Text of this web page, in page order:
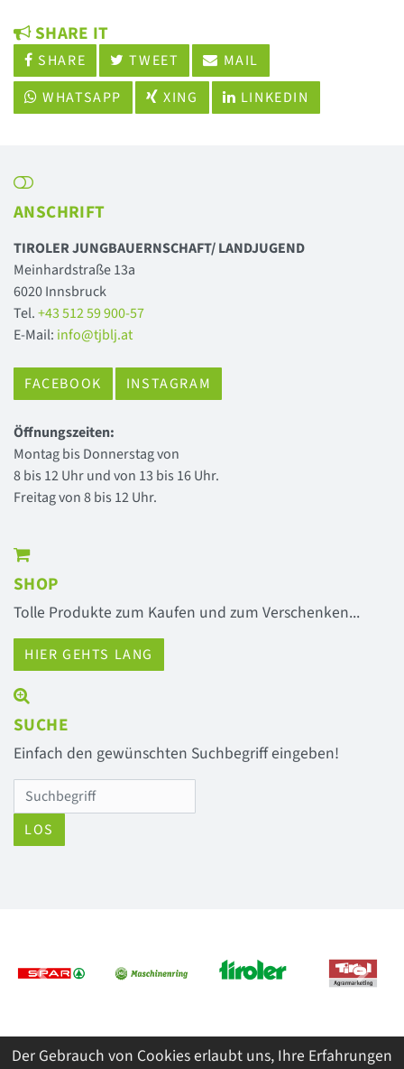
Der Gebrauch von Cookies erlaubt uns, Ihre Erfahrungen
SHARE IT
SHARE TWEET
MAIL
WHATSAPP
XING LINKEDIN
ANSCHRIFT
TIROLER JUNGBAUERNSCHAFT/ LANDJUGEND
Meinhardstraße 13a
6020 Innsbruck
Tel.+43 512 59 900-57
E-Mail: info@tjblj.at
FACEBOOK INSTAGRAM
Öffnungszeiten:
Montag bis Donnerstag von
8 bis 12 Uhr und von 13 bis 16 Uhr.
Freitag von 8 bis 12 Uhr.
SHOP
Tolle Produkte zum Kaufen und zum Verschenken...
HIER GEHTS LANG
SUCHE
Einfach den gewünschten Suchbegriff eingeben!
LOS
Previous Next